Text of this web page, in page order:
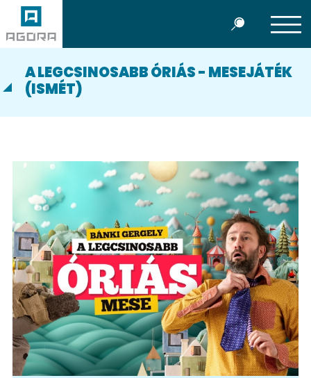
A LEGCSINOSABB ÓRIÁS - MESEJÁTÉK
(ISMÉT)